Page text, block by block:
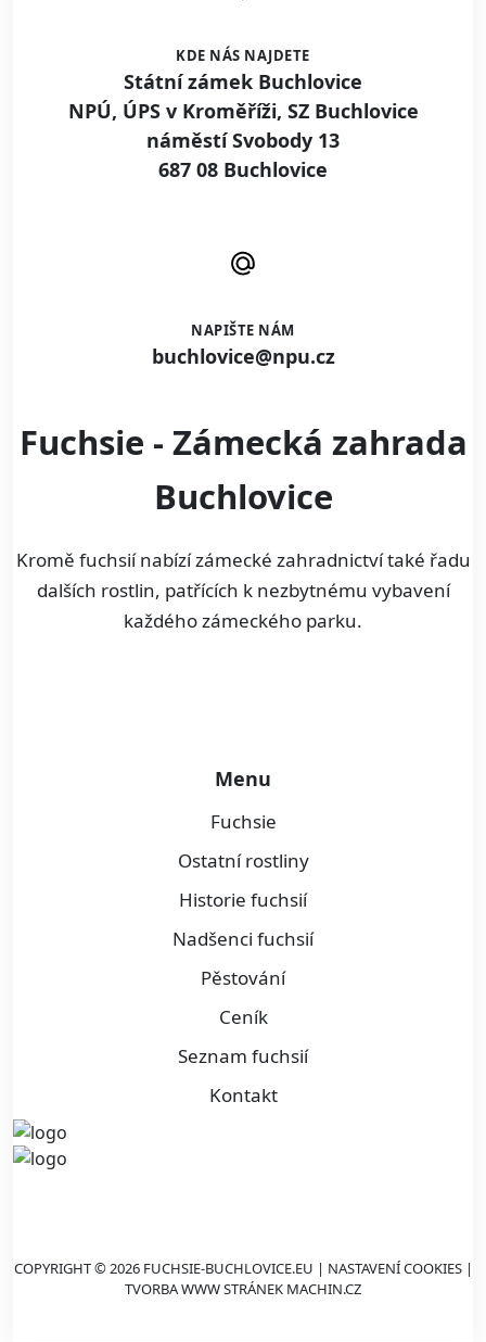
KDE NÁS NAJDETE
Státní zámek Buchlovice
NPÚ, ÚPS v Kroměříži, SZ Buchlovice
náměstí Svobody 13
687 08 Buchlovice
NAPIŠTE NÁM
buchlovice@npu.cz
Fuchsie - Zámecká zahrada
Buchlovice
Kromě fuchsií nabízí zámecké zahradnictví také řadu
dalších rostlin, patřících k nezbytnému vybavení
každého zámeckého parku.
Menu
Fuchsie
Ostatní rostliny
Historie fuchsií
Nadšenci fuchsií
Pěstování
Ceník
Seznam fuchsií
Kontakt
COPYRIGHT © 2026 FUCHSIE-BUCHLOVICE.EU | NASTAVENÍ COOKIES|
TVORBA WWW STRÁNEK MACHIN.CZ